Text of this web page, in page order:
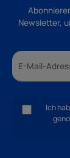
Newsletter,
Ich